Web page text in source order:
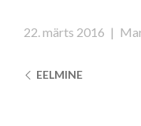
22. märts 2016 |
EELMINE